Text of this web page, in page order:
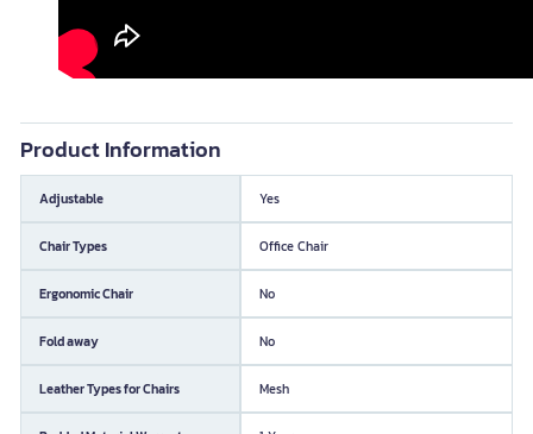
Product Information
Adjustable Yes
Chair Types Office Chair
Ergonomic Chair No
Fold away No
Leather Types for Chairs Mesh